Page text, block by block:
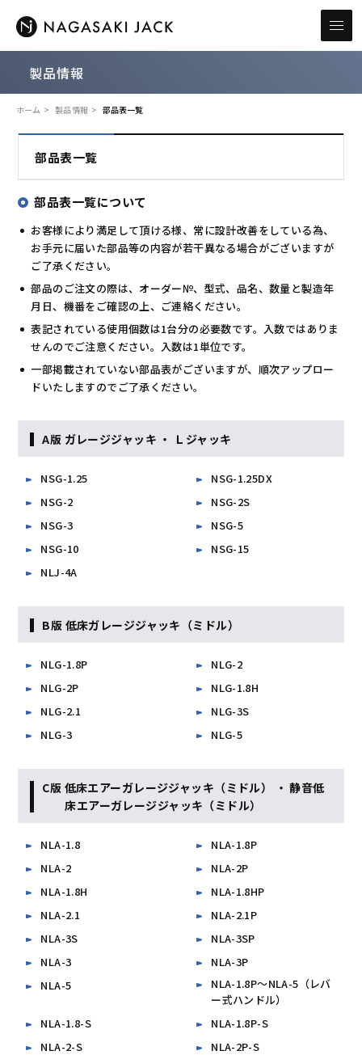
製品情報
ホーム 製品情報 部品表一覧
部品表一覧
部品表一覧について
お客様により満足して頂ける様、常に設計改善をしている為、
お手元に届いた部品等の内容が若干異なる場合がございますが
ご了承ください。
部品のご注文の際は、オーダー№、型式、品名、数量と製造年
月日、機番をご確認の上、ご連絡ください。
表記されている使用個数は1台分の必要数です。入数ではありま
せんのでご注意ください。入数は1単位です。
一部掲載されていない部品表がございますが、順次アップロー
ドいたしますのでご了承ください。
A版 ガレージジャッキ ・ Ｌジャッキ
NSG-1.25
NSG-1.25DX
NSG-2
NSG-2S
NSG-3
NSG-5
NSG-10
NSG-15
NLJ-4A
B版 低床ガレージジャッキ（ミドル）
NLG-1.8P
NLG-2
NLG-2P
NLG-1.8H
NLG-2.1
NLG-3S
NLG-3
NLG-5
C版 低床エアーガレージジャッキ（ミドル） ・ 静音低
床エアーガレージジャッキ（ミドル）
NLA-1.8
NLA-1.8P
NLA-2
NLA-2P
NLA-1.8H
NLA-1.8HP
NLA-2.1
NLA-2.1P
NLA-3S
NLA-3SP
NLA-3
NLA-3P
NLA-5
NLA-1.8P～NLA-5（レバ
ー式ハンドル）
NLA-1.8-S
NLA-1.8P-S
NLA-2-S
NLA-2P-S